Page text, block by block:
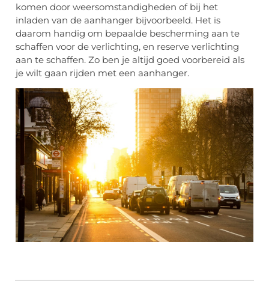
komen door weersomstandigheden of bij het
inladen van de aanhanger bijvoorbeeld. Het is
daarom handig om bepaalde bescherming aan te
schaffen voor de verlichting, en reserve verlichting
aan te schaffen. Zo ben je altijd goed voorbereid als
je wilt gaan rijden met een aanhanger.